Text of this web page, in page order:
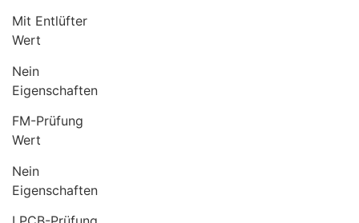
Mit Entlüfter
Wert
Nein
Eigenschaften
FM-Prüfung
Wert
Nein
Eigenschaften